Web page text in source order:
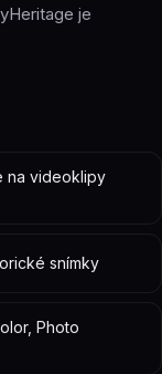
je
na videoklipy
snímky
Photo